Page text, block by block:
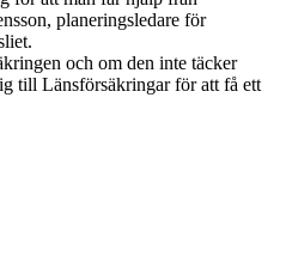
planeringsledare för
och om den inte täcker
till Länsförsäkringar för att få ett